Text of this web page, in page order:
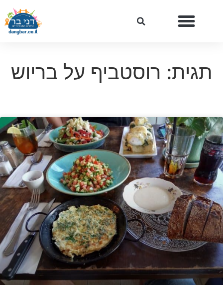
תגית: רוסטביף על בריוש